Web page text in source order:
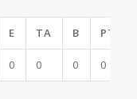
E TA B PTS
0 0 0 0